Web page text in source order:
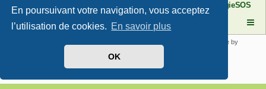
En poursuivant votre navigation, vous acceptez
l’utilisation de cookies. En savoir plus
OK
Site FibromyalgieSOS Forum de l'association FibromyalgieSOS
® Forum Software © phpBB Limited | SE Square by
Traduit par